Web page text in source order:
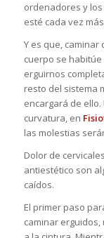
ordenadores y
esté cada vez
Y es que,
cuerpo se
erguirnos
resto del sistema
encargará de
curvatura, en
las molestias
Dolor de
antiestético son
caídos.
El primer paso
caminar